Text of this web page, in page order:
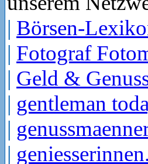
| Börsen-
| Fotograf
| Geld &
| gentleman
|
|